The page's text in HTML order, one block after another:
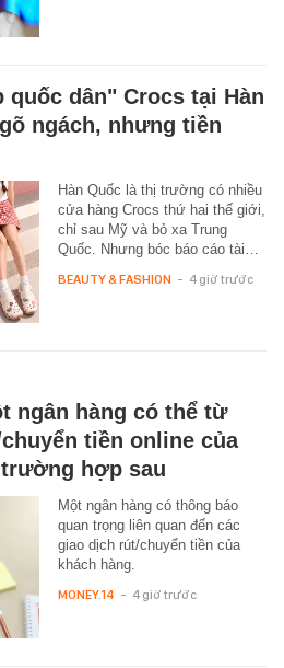
quốc dân" Crocs tại Hàn
ngách, nhưng tiền
Hàn Quốc là thị trường có nhiều
cửa hàng Crocs thứ hai thế giới,
chỉ sau Mỹ và bỏ xa Trung
Quốc. Nhưng bóc báo cáo tài…
BEAUTY & FASHION - 4 giờ trước
ngân hàng có thể từ
tiền online của
hợp sau
Một ngân hàng có thông báo
quan trọng liên quan đến các
giao dịch rút/chuyển tiền của
khách hàng.
MONEY.14 - 4 giờ trước